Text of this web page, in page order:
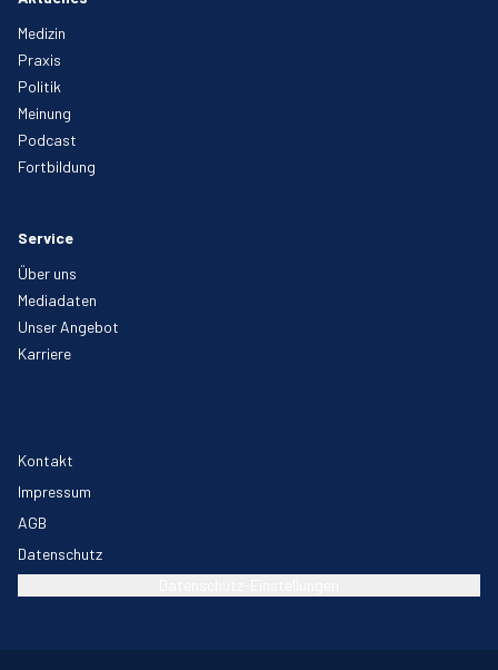
Medizin
Praxis
Politik
Meinung
Podcast
Fortbildung
Service
Über uns
Mediadaten
Unser Angebot
Karriere
Kontakt
Impressum
AGB
Datenschutz